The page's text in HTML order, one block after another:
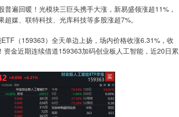
遍回暖！光模块三巨头携手大涨，新易盛领涨超11%，
媒、联特科技、光库科技等多股涨超7%。
（159363）全天单边上扬，场内价格收涨6.31%，收
金近期连续借道159363加码创业板人工智能，近20日累